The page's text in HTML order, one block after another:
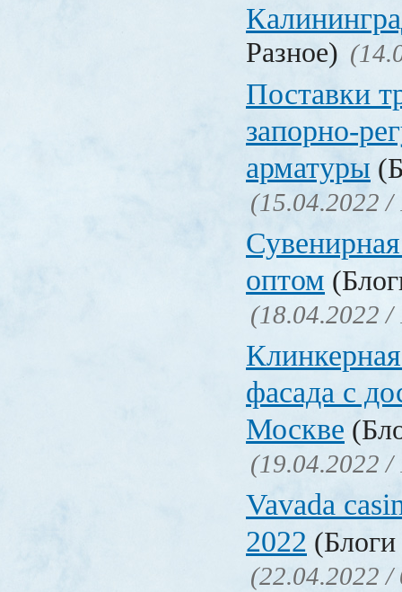
Разное)
Поставки
запорно-
арматуры
(15.04.2022 /
оптом
(18.04.2022 /
фасада с
Москве
(19.04.2022 /
Vavada
2022
(22.04.2022 /